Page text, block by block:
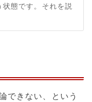
態です。それを説
できない、という